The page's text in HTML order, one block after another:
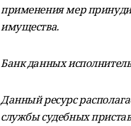
применения мер
имущества.
Банк данных
Данный ресурс
службы судебных